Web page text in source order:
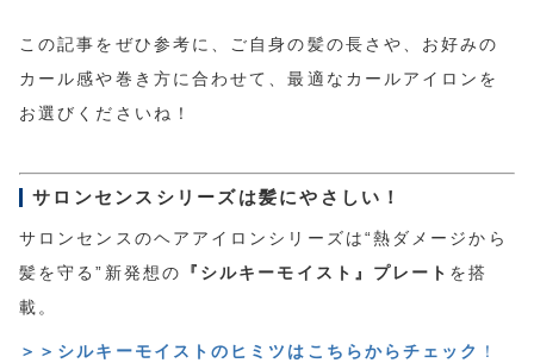
この記事をぜひ参考に、ご自身の髪の長さや、お好みの
カール感や巻き方に合わせて、最適なカールアイロンを
お選びくださいね！
サロンセンスシリーズは髪にやさしい！
サロンセンスのヘアアイロンシリーズは“熱ダメージから
髪を守る”新発想の
『シルキーモイスト』プレート を搭
載。
＞＞シルキーモイストのヒミツはこちらからチェック ！